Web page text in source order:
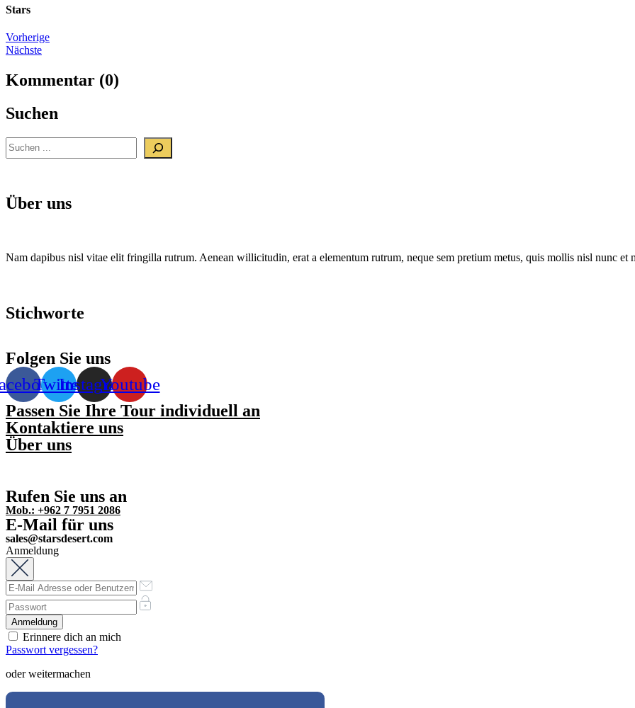
Stars
Beitrags-
Navigation
Vorherige
Nächste
Kommentar (0)
Suchen
Suchen
Über uns
Nam dapibus nisl vitae elit fringilla rutrum. Aenean willicitudin, erat a elementum rutrum, neque sem pretium metus, quis mollis nisl nunc et
Stichworte
Folgen Sie uns
TwitterInstagramYoutube
Passen Sie Ihre Tour individuell an
Kontaktiere uns
Über uns
Rufen Sie uns an
Mob.: +962 7 7951 2086
E-Mail für uns
sales@starsdesert.com
Anmeldung
Erinnere dich an mich
Passwort vergessen?
oder weitermachen